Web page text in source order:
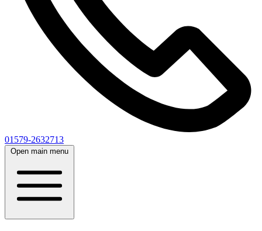
01579-2632713
Open main menu